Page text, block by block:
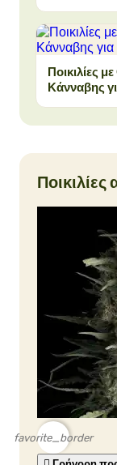
Ποικιλίες
Κάνναβης
favorite_border